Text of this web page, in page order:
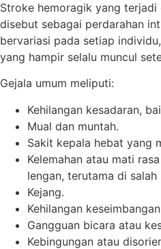
Stroke hemoragik yang
disebut sebagai perdarahan
bervariasi pada setiap
yang hampir selalu muncul
Gejala umum meliputi:
Kehilangan kesadaran,
Mual dan muntah.
Sakit kepala hebat yang
Kelemahan atau mati
lengan, terutama di salah
Kejang.
Kehilangan
Gangguan bicara atau
Kebingungan atau